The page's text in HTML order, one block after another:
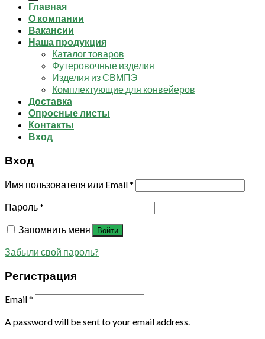
Главная
О компании
Вакансии
Наша продукция
Каталог товаров
Футеровочные изделия
Изделия из СВМПЭ
Комплектующие для конвейеров
Доставка
Опросные листы
Контакты
Вход
Вход
Имя пользователя или Email*
Пароль*
Запомнить меня
Войти
Забыли свой пароль?
Регистрация
Email*
A password will be sent to your email address.